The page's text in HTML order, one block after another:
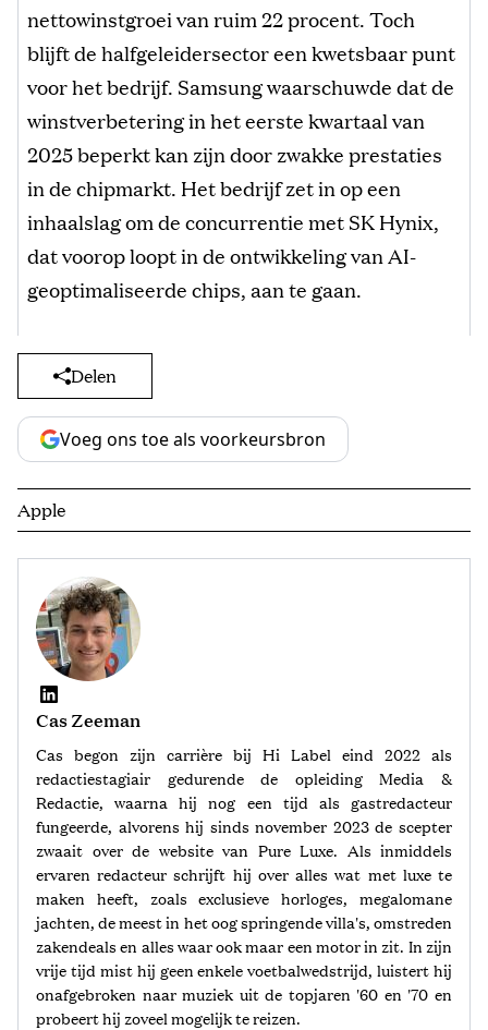
nettowinstgroei van ruim 22 procent. Toch
blijft de halfgeleidersector een kwetsbaar punt
voor het bedrijf. Samsung waarschuwde dat de
winstverbetering in het eerste kwartaal van
2025 beperkt kan zijn door zwakke prestaties
in de chipmarkt. Het bedrijf zet in op een
inhaalslag om de concurrentie met SK Hynix,
dat voorop loopt in de ontwikkeling van AI-
geoptimaliseerde chips, aan te gaan.
Delen
Voeg ons toe als voorkeursbron
Apple
Cas Zeeman
Cas begon zijn carrière bij Hi Label eind 2022 als
redactiestagiair gedurende de opleiding Media &
Redactie, waarna hij nog een tijd als gastredacteur
fungeerde, alvorens hij sinds november 2023 de scepter
zwaait over de website van Pure Luxe. Als inmiddels
ervaren redacteur schrijft hij over alles wat met luxe te
maken heeft, zoals exclusieve horloges, megalomane
jachten, de meest in het oog springende villa's, omstreden
zakendeals en alles waar ook maar een motor in zit. In zijn
vrije tijd mist hij geen enkele voetbalwedstrijd, luistert hij
onafgebroken naar muziek uit de topjaren '60 en '70 en
probeert hij zoveel mogelijk te reizen.